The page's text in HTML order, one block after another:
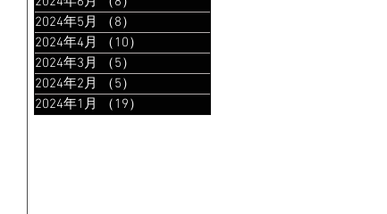
2024年5月
（8）
2024年4月
（10）
2024年3月
（5）
2024年2月
（5）
2024年1月
（19）